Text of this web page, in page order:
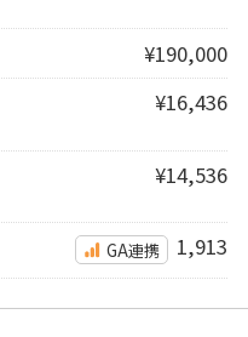
¥190,000
¥16,436
¥14,536
GA連携 1,913